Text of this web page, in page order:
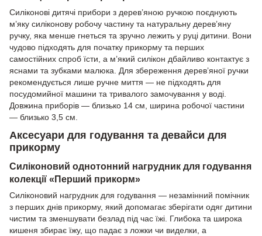
Силіконові дитячі прибори з дерев’яною ручкою поєднують
м’яку силіконову робочу частину та натуральну дерев’яну
ручку, яка менше гнеться та зручно лежить у руці дитини. Вони
чудово підходять для початку прикорму та перших
самостійних спроб їсти, а м’який силікон дбайливо контактує з
яснами та зубками малюка. Для збереження дерев’яної ручки
рекомендується лише ручне миття — не підходять для
посудомийної машини та тривалого замочування у воді.
Довжина приборів — близько 14 см, ширина робочої частини
— близько 3,5 см.
Аксесуари для годування та девайси для
прикорму
Силіконовий однотонний нагрудник для годування
колекції «Перший прикорм»
Силіконовий нагрудник для годування — незамінний помічник
з перших днів прикорму, який допомагає зберігати одяг дитини
чистим та зменшувати безлад під час їжі. Глибока та широка
кишеня збирає їжу, що падає з ложки чи виделки, а